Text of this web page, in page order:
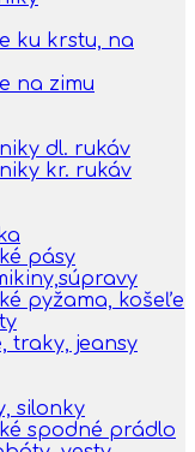
ku krstu, na
na zimu
dl. rukáv
kr. rukáv
pásy
pyžama, košeľe
traky, jeansy
silonky
spodné prádlo